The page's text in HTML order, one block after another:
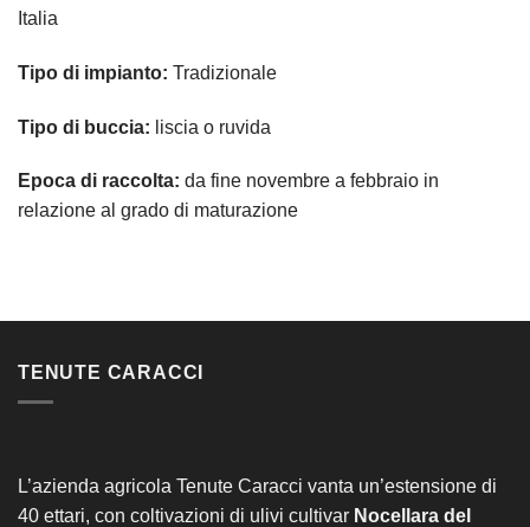
Italia
Tipo di impianto: Tradizionale
Tipo di buccia: liscia o ruvida
Epoca di raccolta: da fine novembre a febbraio in
relazione al grado di maturazione
TENUTE CARACCI
L’azienda agricola Tenute Caracci vanta un’estensione di
40 ettari, con coltivazioni di ulivi cultivar Nocellara del